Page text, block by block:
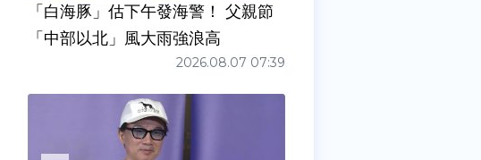
「白海豚」估下午發海警！ 父親節
「中部以北」風大雨強浪高
2026.08.07 07:39